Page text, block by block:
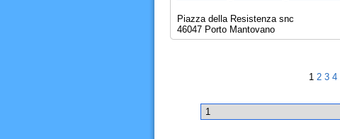
Piazza della Resistenza snc
46047 Porto Mantovano
1 2 3 4